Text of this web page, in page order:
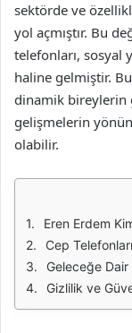
sektörde ve
yol açmıştır. Bu
telefonları, sosyal
haline gelmiştir.
dinamik bireylerin
gelişmelerin
olabilir.
Eren Erdem
Cep
Geleceğe Dair
Gizlilik ve